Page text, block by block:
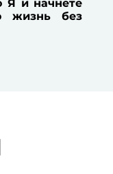
Я и начнете
жизнь без